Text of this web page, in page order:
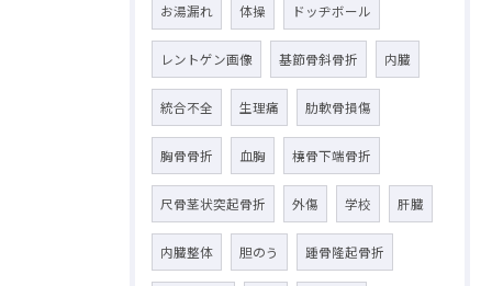
お湯漏れ 体操 ドッヂボール
レントゲン画像 基節骨斜骨折 内臓
統合不全 生理痛 肋軟骨損傷
胸骨骨折 血胸 橈骨下端骨折
尺骨茎状突起骨折 外傷 学校 肝臓
内臓整体 胆のう 踵骨隆起骨折